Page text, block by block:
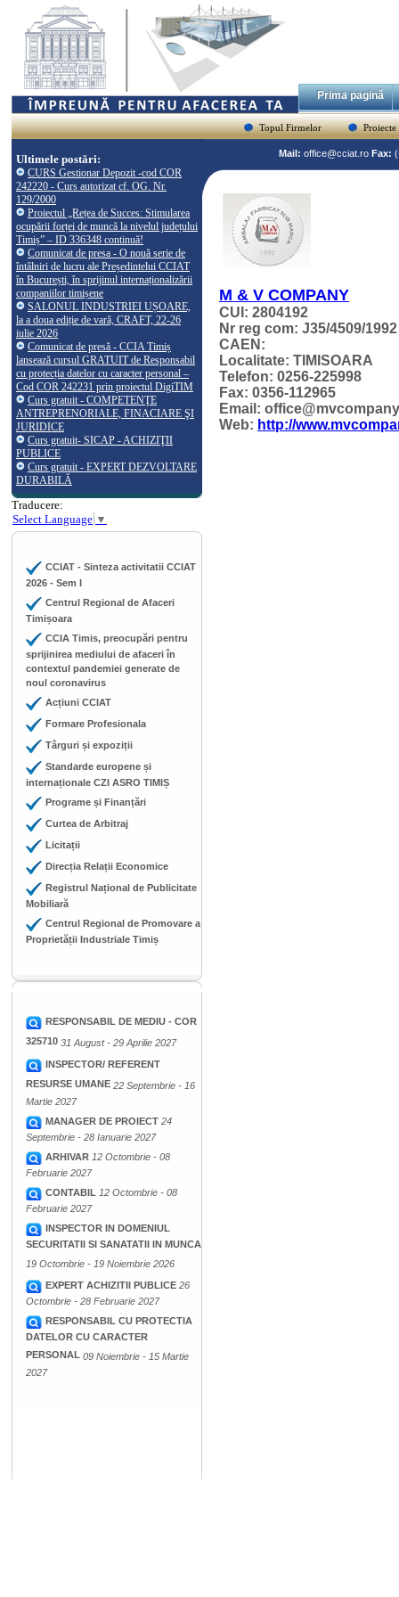
Prima pagină
Topul Firmelor Proiecte
Ultimele postări:
CURS Gestionar Depozit -cod COR
242220 - Curs autorizat cf. OG. Nr.
129/2000
Proiectul „Rețea de Succes: Stimularea
ocupării forței de muncă la nivelul județului
Timiș” – ID 336348 continuă!
Comunicat de presa - O nouă serie de
întâlniri de lucru ale Președintelui CCIAT
în București, în sprijinul internaționalizării
companiilor timișene
SALONUL INDUSTRIEI UȘOARE,
la a doua ediție de vară, CRAFT, 22-26
iulie 2026
Comunicat de presă - CCIA Timiș
lansează cursul GRATUIT de Responsabil
cu protecția datelor cu caracter personal –
Cod COR 242231 prin proiectul DigiTIM
Curs gratuit - COMPETENŢE
ANTREPRENORIALE, FINACIARE ŞI
JURIDICE
Curs gratuit- SICAP - ACHIZIŢII
PUBLICE
Curs gratuit - EXPERT DEZVOLTARE
DURABILĂ
Traducere:
Select Language ▼
CCIAT - Sinteza activitatii CCIAT
2026 - Sem I
Centrul Regional de Afaceri
Timișoara
CCIA Timis, preocupări pentru
sprijinirea mediului de afaceri în
contextul pandemiei generate de
noul coronavirus
Acțiuni CCIAT
Formare Profesionala
Târguri și expoziții
Standarde europene și
internaționale CZI ASRO TIMIȘ
Programe și Finanțări
Curtea de Arbitraj
Licitații
Direcția Relații Economice
Registrul Național de Publicitate
Mobiliară
Centrul Regional de Promovare a
Proprietății Industriale Timiș
RESPONSABIL DE MEDIU - COR
325710 31 August - 29 Aprilie 2027
INSPECTOR/ REFERENT
RESURSE UMANE 22 Septembrie - 16
Martie 2027
MANAGER DE PROIECT 24
Septembrie - 28 Ianuarie 2027
ARHIVAR 12 Octombrie - 08
Februarie 2027
CONTABIL 12 Octombrie - 08
Februarie 2027
INSPECTOR IN DOMENIUL
SECURITATII SI SANATATII IN MUNCA
19 Octombrie - 19 Noiembrie 2026
EXPERT ACHIZITII PUBLICE 26
Octombrie - 28 Februarie 2027
RESPONSABIL CU PROTECTIA
DATELOR CU CARACTER
PERSONAL 09 Noiembrie - 15 Martie
2027
Mail: office@cciat.ro Fax:
M & V COMPANY
CUI: 2804192
Nr reg com: J35/4509/1992
CAEN:
Localitate: TIMISOARA
Telefon: 0256-225998
Fax: 0356-112965
Email:
Web: http://